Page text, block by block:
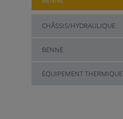
CHÂSSIS/HYDRAULIQUE
BENNE
ÉQUIPEMENT THERMIQUE